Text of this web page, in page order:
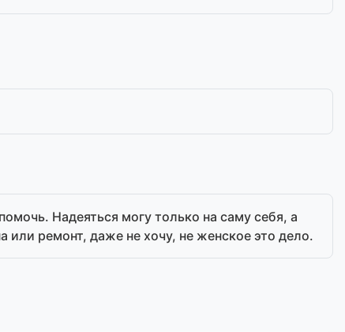
Надеяться могу только на саму себя, а
или ремонт, даже не хочу, не женское это дело.